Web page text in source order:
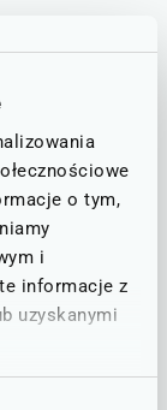
o tym,
i
informacje z
uzyskanymi
się
można iść
w kierunku,
tej linii pojawią
Jeszcze jeden
z Legnicy do